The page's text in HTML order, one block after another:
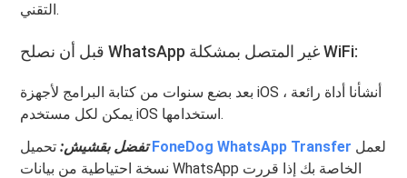
التقني.
قبل أن نصلح WhatsApp غير المتصل بمشكلة WiFi:
بعد بضع سنوات من كتابة البرامج لأجهزة iOS ، أنشأنا أداة رائعة
يمكن لكل مستخدم iOS استخدامها.
تفضل بقشيش:تحميلFoneDog WhatsApp Transfer
نسخة احتياطية من بيانات WhatsApp الخاصة بك إذا قررت